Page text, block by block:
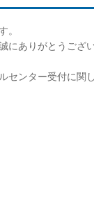
。
にありがとうござ
センター受付に関